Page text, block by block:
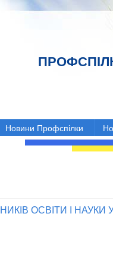
Новини Профспілки
ОСВІТИ І НАУКИ